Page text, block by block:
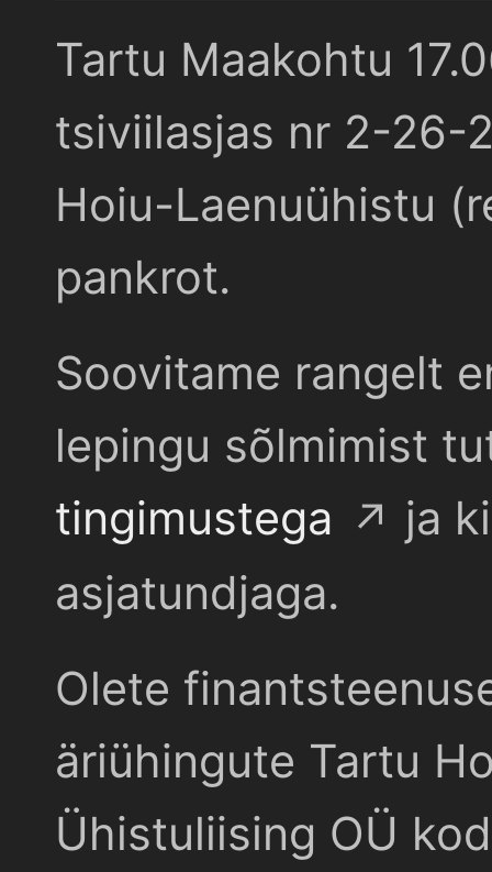
Tartu Maakohtu
tsiviilasjas nr 2-26-
Hoiu-Laenuühistu
pankrot.
Soovitame rangelt
lepingu sõlmimist
tingimustega
ja
asjatundjaga.
Olete
äriühingute Tartu
Ühistuliising OÜ